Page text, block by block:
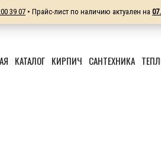
39 07 • Прайс-лист по наличию актуален на
КАТАЛОГ КИРПИЧ САНТЕХНИКА